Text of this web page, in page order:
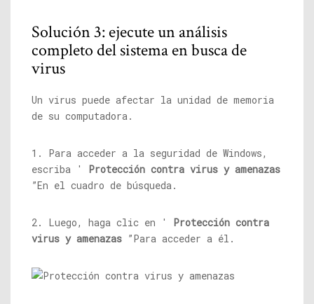
Solución 3: ejecute un análisis
completo del sistema en busca de
virus
Un virus puede afectar la unidad de memoria
de su computadora.
1. Para acceder a la seguridad de Windows,
escriba ' Protección contra virus y amenazas
”En el cuadro de búsqueda.
2. Luego, haga clic en ' Protección contra
virus y amenazas ”Para acceder a él.